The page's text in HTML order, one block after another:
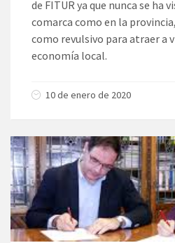
de FITUR ya que nunca se ha
comarca como en la
como revulsivo para atraer a
economía local.
10 de enero de 2020